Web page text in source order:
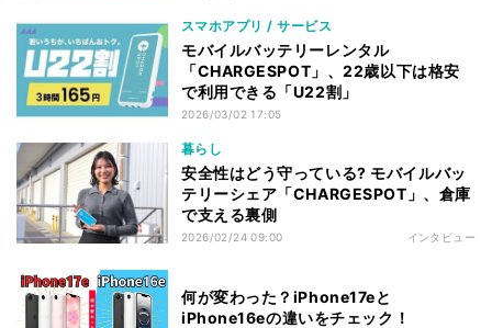
スマホアプリ / サービス
モバイルバッテリーレンタル
「CHARGESPOT」、22歳以下は格安
で利用できる「U22割」
2026/03/02 17:05
暮らし
安全性はどう守っている? モバイルバッ
テリーシェア「CHARGESPOT」、倉庫
で支える裏側
2026/02/24 09:00 インタビュー
何が変わった？iPhone17eと
iPhone16eの違いをチェック！